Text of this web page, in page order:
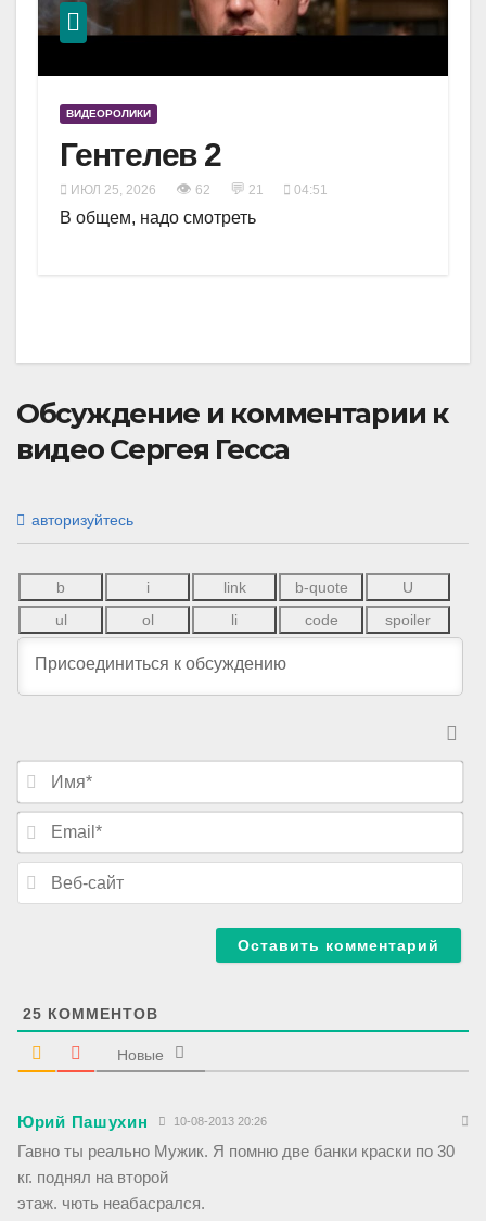
ВИДЕОРОЛИКИ
Гентелев 2
ИЮЛ 25, 2026 👁 62 💬 21 04:51
В общем, надо смотреть
Обсуждение и комментарии к
видео Сергея Гесса
авторизуйтесь
И
я
E
a
25 КОММЕНТОВ
Новые
Юрий Пашухин 10-08-2013 20:26
Гавно ты реально Мужик. Я помню две банки краски по 30
кг. поднял на второй
этаж. чють неабасрался.